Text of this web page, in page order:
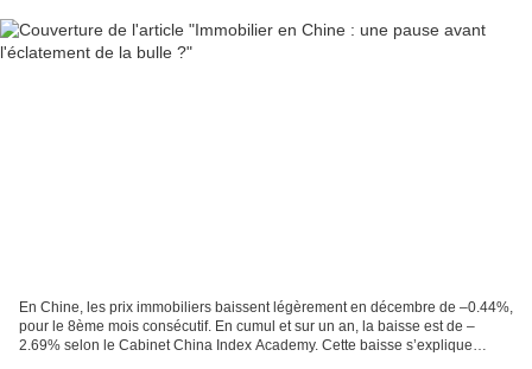
En Chine, les prix immobiliers baissent légèrement en décembre de –0.44%,
pour le 8ème mois consécutif. En cumul et sur un an, la baisse est de –
2.69% selon le Cabinet China Index Academy. Cette baisse s’explique